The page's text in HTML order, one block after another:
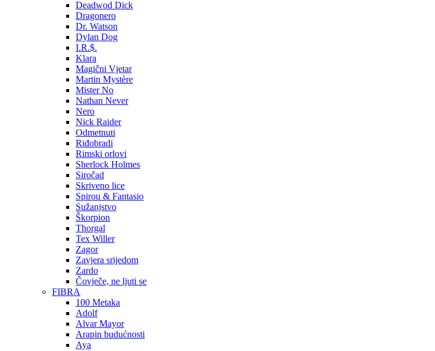
Deadwod Dick
Dragonero
Dr. Watson
Dylan Dog
I.R.$.
Klara
Magični Vjetar
Martin Mystère
Mister No
Nathan Never
Nero
Nick Raider
Odmetnuti
Riđobradi
Rimski orlovi
Sherlock Holmes
Siročad
Skriveno lice
Spirou & Fantasio
Sužanjstvo
Škorpion
Thorgal
Tex Willer
Zagor
Zavjera srijedom
Zardo
Čovječe, ne ljuti se
FIBRA
100 Metaka
Adolf
Alvar Mayor
Arapin budućnosti
Aya